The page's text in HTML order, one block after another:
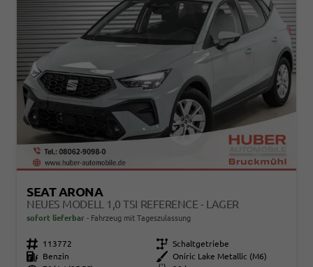
SEAT ARONA
NEUES MODELL 1,0 TSI REFERENCE - LAGER
sofort lieferbar Fahrzeug mit Tageszulassung
Fahrzeugnr. 113772 Getriebe Schaltgetriebe
Kraftstoff
Benzin Außenfarbe
Oniric Lake Metallic (M6)